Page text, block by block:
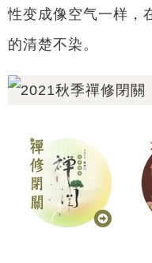
性变成像空气一样，
的清楚不染。